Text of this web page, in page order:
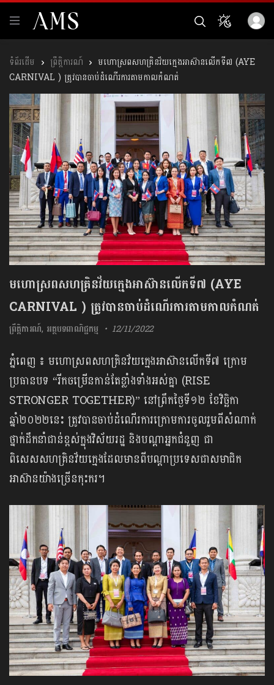
ព្រឹត្តិការណ៍
មហោស្រពសហគ្រិនវ័យក្មេងអាស៊ានលើកទី៧ (AYE
CARNIVAL ) ត្រូវបានចាប់ដំណើរការតាមកាលកំណត់
មហោស្រពសហគ្រិនវ័យក្មេងអាស៊ានលើកទី៧ (AYE
CARNIVAL ) ត្រូវបានចាប់ដំណើរការតាមកាលកំណត់
ព្រឹត្តិការណ៍, អត្ថបទពាណិជ្ជកម្ម 12/11/2022
ភ្នំពេញ ៖ មហោស្រពសហគ្រិនវ័យក្មេងអាស៊ានលើកទី៧ ក្រោម
ប្រធានបទ “រីកចម្រើនកាន់តែខ្លាំងទាំងអស់គ្នា (RISE
STRONGER TOGETHER)” នៅព្រឹកថ្ងៃទី១២ ខែវិច្ឆិកា
ឆ្នាំ២០២២នេះ ត្រូវបានចាប់ដំណើរការក្រោមការចូលរួមពីសំណាក់
ថ្នាក់ដឹកនាំជាន់ខ្ពស់ក្នុងវិស័យរដ្ឋ និងបណ្តាអ្នកជំនួញ ជា
ពិសេសសហគ្រិនវ័យក្មេងដែលមានពីបណ្តាប្រទេសជាសមាជិក
អាស៊ានយ៉ាងច្រើនកុះករ។